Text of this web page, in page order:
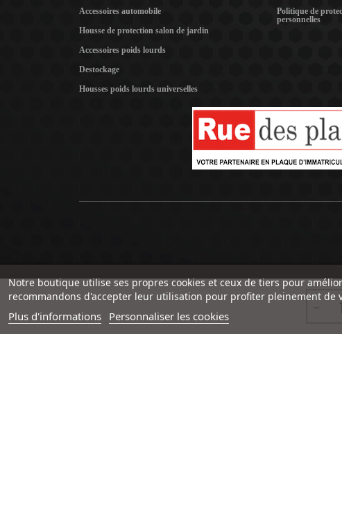
Accessoires automobile
Housse de protection salon de jardin
Accessoires poids lourds
Destockage
Housses poids lourds universelles
Politique de
personnelles
Notre boutique utilise ses propres cookies et ceux de tiers pour
recommandons d'accepter leur utilisation pour profiter pleinement de
Plus d'informations Personnaliser les cookies